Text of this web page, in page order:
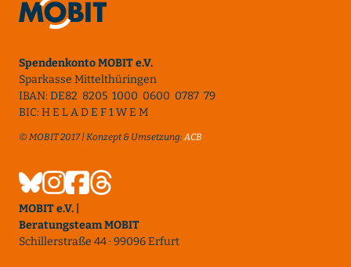
Spendenkonto MOBIT e.V.
Sparkasse Mittelthüringen
IBAN: DE82 8205 1000 0600 0787 79
BIC: H E L A D E F 1 W E M
© MOBIT 2017 | Konzept & Umsetzung:ACB
MOBIT e.V. |
Beratungsteam MOBIT
Schillerstraße 44 · 99096 Erfurt